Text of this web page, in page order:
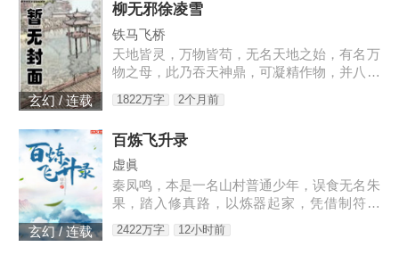
玄幻 / 连载
柳无邪徐凌雪
铁马飞桥
天地皆灵，万物皆苟，无名天地之始，有名万
物之母，此乃吞天神鼎，可凝精作物，并八荒
神，踏天之路！
1822万字 2个月前
玄幻 / 连载
百炼飞升录
虚眞
秦凤鸣，本是一名山村普通少年，误食无名朱
果，踏入修真路，以炼器起家，凭借制符天
赋，只身闯荡荆棘密布的修仙界，本一切都顺
利非常，但却是有一难料之事发生在了他身
2422万字 12小时前